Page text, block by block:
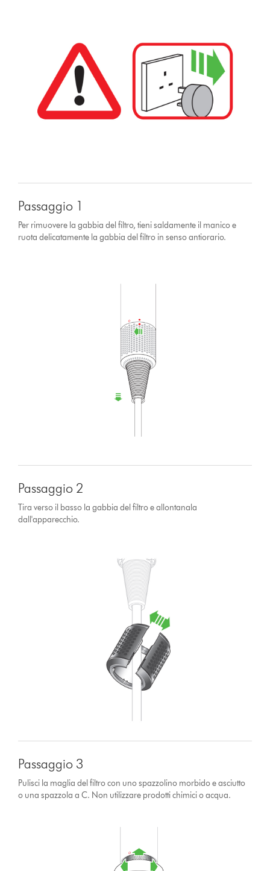
Passaggio 1
Per rimuovere la gabbia del filtro, tieni saldamente il manico e
ruota delicatamente la gabbia del filtro in senso antiorario.
Passaggio 2
Tira verso il basso la gabbia del filtro e allontanala
dall'apparecchio.
Passaggio 3
Pulisci la maglia del filtro con uno spazzolino morbido e asciutto
o una spazzola a C. Non utilizzare prodotti chimici o acqua.